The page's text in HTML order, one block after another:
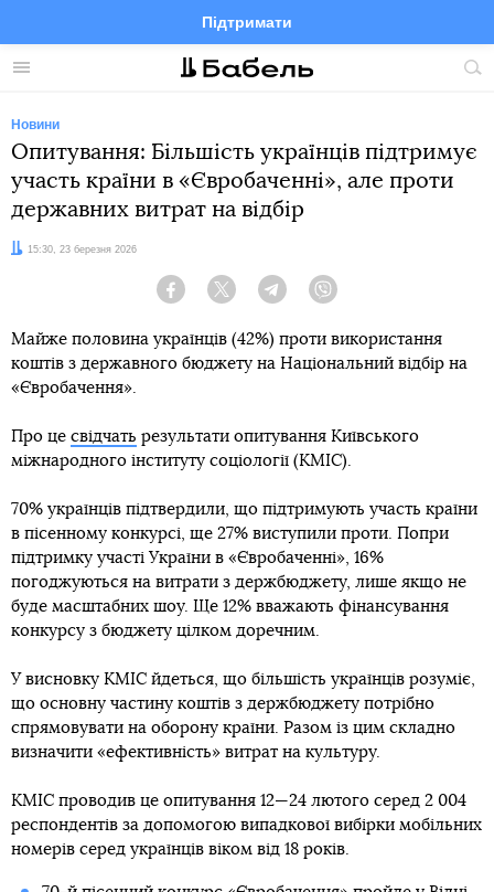
Меню
Підтримати
FacebookTelegramTwitter
Новини
Опитування: Більшість українців підтримує
участь країни в «Євробаченні», але проти
державних витрат на відбір
Дата:15:30, 23 березня 2026
Facebook Twitter Telegram
Майже половина українців (42%) проти використання
коштів з державного бюджету на Національний відбір на
«Євробачення».
Про це свідчать результати опитування Київського
міжнародного інституту соціології (КМІС).
70% українців підтвердили, що підтримують участь країни
в пісенному конкурсі, ще 27% виступили проти. Попри
підтримку участі України в «Євробаченні», 16%
погоджуються на витрати з держбюджету, лише якщо не
буде масштабних шоу. Ще 12% вважають фінансування
конкурсу з бюджету цілком доречним.
У висновку КМІС йдеться, що більшість українців розуміє,
що основну частину коштів з держбюджету потрібно
спрямовувати на оборону країни. Разом із цим складно
визначити «ефективність» витрат на культуру.
КМІС проводив це опитування 12—24 лютого серед 2 004
респондентів за допомогою випадкової вибірки мобільних
номерів серед українців віком від 18 років.